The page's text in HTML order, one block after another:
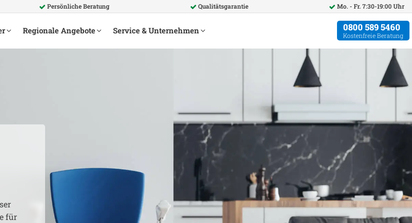
Persönliche Beratung Qualitätsgarantie Mo. - Fr. 7:30-19:00 Uhr
Regionale Angebote Service & Unternehmen 0800 589 5460
Kostenfreie Beratung
für